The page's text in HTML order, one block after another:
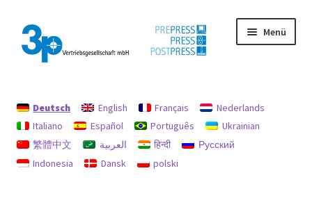
Zur
Navigation
springen
Zum
Inhalt
springen
Menü
Datenschutz
Gebrauchtmaschinen
Deutsch English Français
Nederlands
Italiano
Español Português
Ukrainian
繁體中文
العربية हिन्दी
Русский
Indonesia
Dansk polski